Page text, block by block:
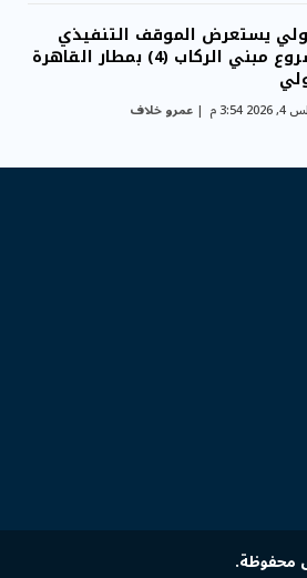
يستعرض الموقف التنفيذي
لمشروع مبني الركاب (4) بمطار القاهرة
م عمرو خلاف